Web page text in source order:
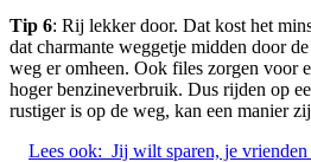
Tip 6: Rij lekker door. Dat kost het
dat charmante weggetje midden door
weg er omheen. Ook files zorgen voor
hoger benzineverbruik. Dus rijden op
rustiger is op de weg, kan een manier
Lees ook: Jij wilt sparen, je